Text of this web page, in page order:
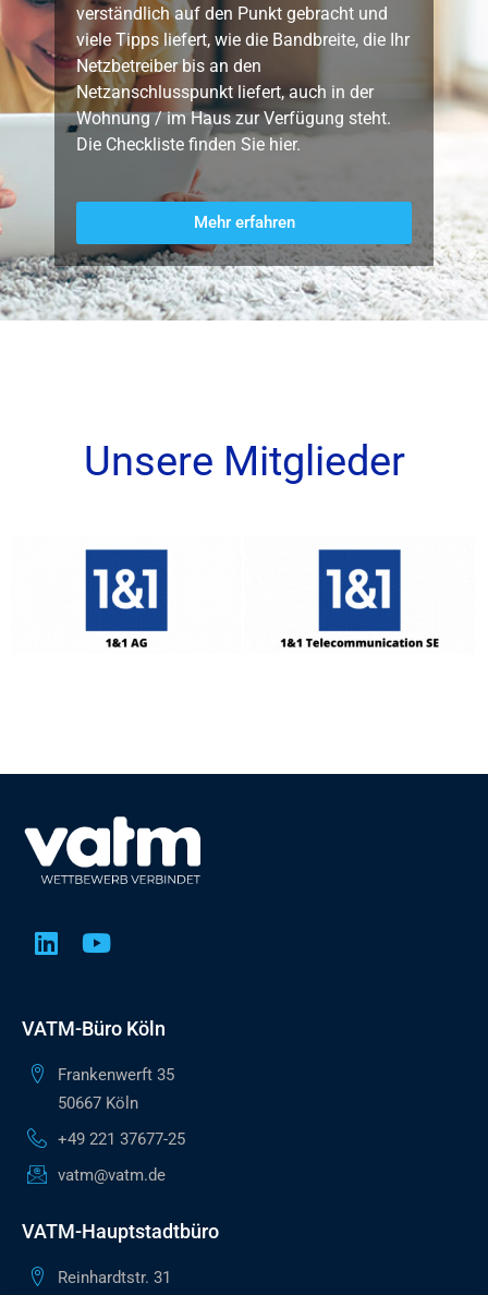
verständlich auf den Punkt gebracht und
viele Tipps liefert, wie die Bandbreite, die Ihr
Netzbetreiber bis an den
Netzanschlusspunkt liefert, auch in der
Wohnung / im Haus zur Verfügung steht.
Die Checkliste finden Sie hier.
Mehr erfahren
Unsere Mitglieder
VATM-Büro Köln
Frankenwerft 35
50667 Köln
+49 221 37677-25
vatm@vatm.de
VATM-Hauptstadtbüro
Reinhardtstr. 31